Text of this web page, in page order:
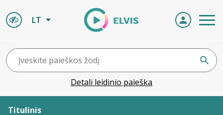
LT
Detali leidinio paieška
Titulinis